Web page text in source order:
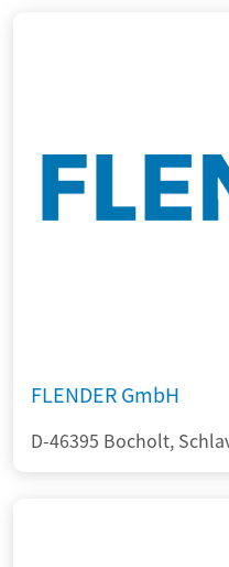
FLENDER GmbH
D-46395 Bocholt,